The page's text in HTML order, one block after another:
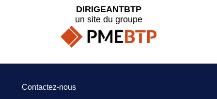
DIRIGEANTBTP
un site du groupe
Contactez-nous